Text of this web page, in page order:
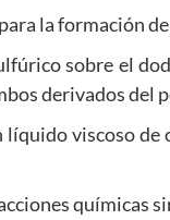
la formación
sobre el
derivados del
líquido viscoso
químicas